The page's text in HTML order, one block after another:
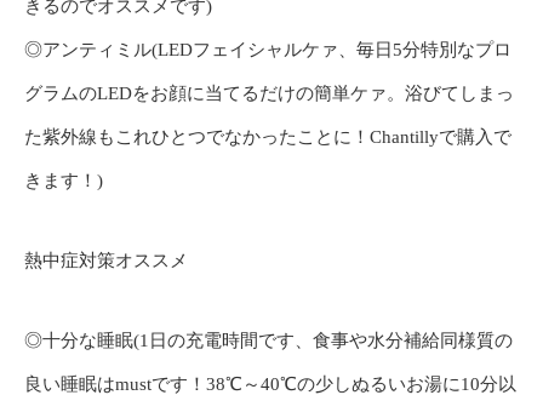
きるのでオススメです)
◎アンティミル(LEDフェイシャルケァ、毎日5分特別なプロ
グラムのLEDをお顔に当てるだけの簡単ケァ。浴びてしまっ
た紫外線もこれひとつでなかったことに！Chantillyで購入で
きます！)
熱中症対策オススメ
◎十分な睡眠(1日の充電時間です、食事や水分補給同様質の
良い睡眠はmustです！38℃～40℃の少しぬるいお湯に10分以